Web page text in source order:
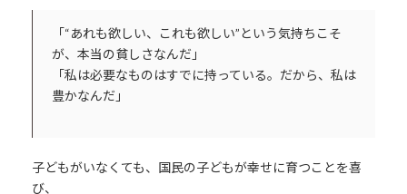
「“あれも欲しい、これも欲しい”という気持ちこそ
が、本当の貧しさなんだ」
「私は必要なものはすでに持っている。だから、私は
豊かなんだ」
子どもがいなくても、国民の子どもが幸せに育つことを喜
び、